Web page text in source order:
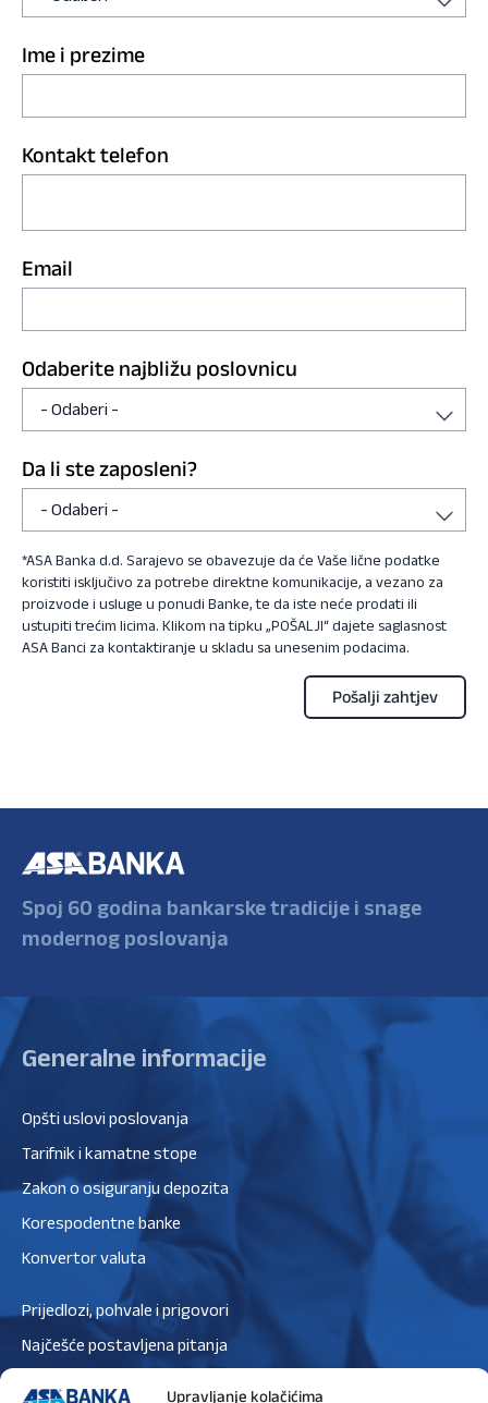
Upravljanje kolačićima
Ime i prezime
Kontakt telefon
Email
Odaberite najbližu poslovnicu
Da li ste zaposleni?
*ASA Banka d.d. Sarajevo se obavezuje da će Vaše lične podatke
koristiti isključivo za potrebe direktne komunikacije, a vezano za
proizvode i usluge u ponudi Banke, te da iste neće prodati ili
ustupiti trećim licima. Klikom na tipku „POŠALJI“ dajete saglasnost
ASA Banci za kontaktiranje u skladu sa unesenim podacima.
Spoj 60 godina bankarske tradicije i snage
modernog poslovanja
Generalne informacije
Opšti uslovi poslovanja
Tarifnik i kamatne stope
Zakon o osiguranju depozita
Korespodentne banke
Konvertor valuta
Prijedlozi, pohvale i prigovori
Najčešće postavljena pitanja